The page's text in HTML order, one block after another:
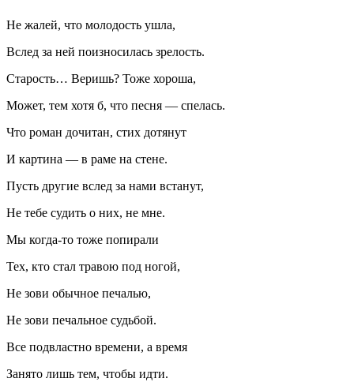
Не жалей, что молодость ушла,
Вслед за ней поизносилась зрелость.
Старость… Веришь? Тоже хороша,
Может, тем хотя б, что песня — спелась.
Что роман дочитан, стих дотянут
И картина — в раме на стене.
Пусть другие вслед за нами встанут,
Не тебе судить о них, не мне.
Мы когда-то тоже попирали
Тех, кто стал травою под ногой,
Не зови обычное печалью,
Не зови печальное судьбой.
Все подвластно времени, а время
Занято лишь тем, чтобы идти.